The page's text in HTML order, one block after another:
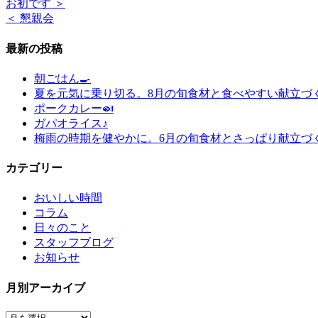
お初です ＞
＜ 懇親会
最新の投稿
朝ごはん🍳
夏を元気に乗り切る。8月の旬食材と食べやすい献立づ
ポークカレー🍛
ガパオライス♪
梅雨の時期を健やかに。6月の旬食材とさっぱり献立づ
カテゴリー
おいしい時間
コラム
日々のこと
スタッフブログ
お知らせ
月別アーカイブ